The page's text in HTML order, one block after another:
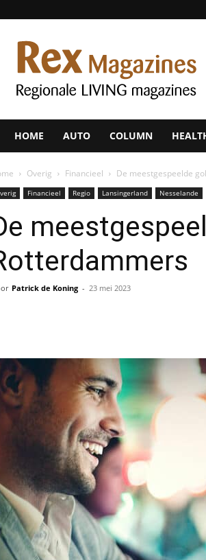
Rex
Magazines
HOME AUTO COLUMN
Overig Financieel De meestgespeelde
Financieel Regio Lansingerland Nesselande
Patrick de Koning - 23 mei 2023